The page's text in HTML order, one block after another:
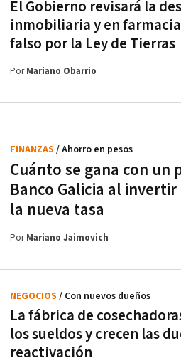
El Gobierno revisará la
inmobiliaria y en
falso por la Ley de Tierras
PorMariano Obarrio
Cuánto se gana con un
Banco Galicia al
la nueva tasa
FINANZAS / Ahorro en pesos
PorMariano Jaimovich
La fábrica de
los sueldos y crecen las
reactivación
NEGOCIOS / Con nuevos dueños